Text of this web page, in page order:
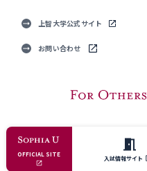
OFFICIAL SITE 入試情報サイト
上智大学公式サイト
お問い合わせ
© Sophia University. All Rights Reserved.